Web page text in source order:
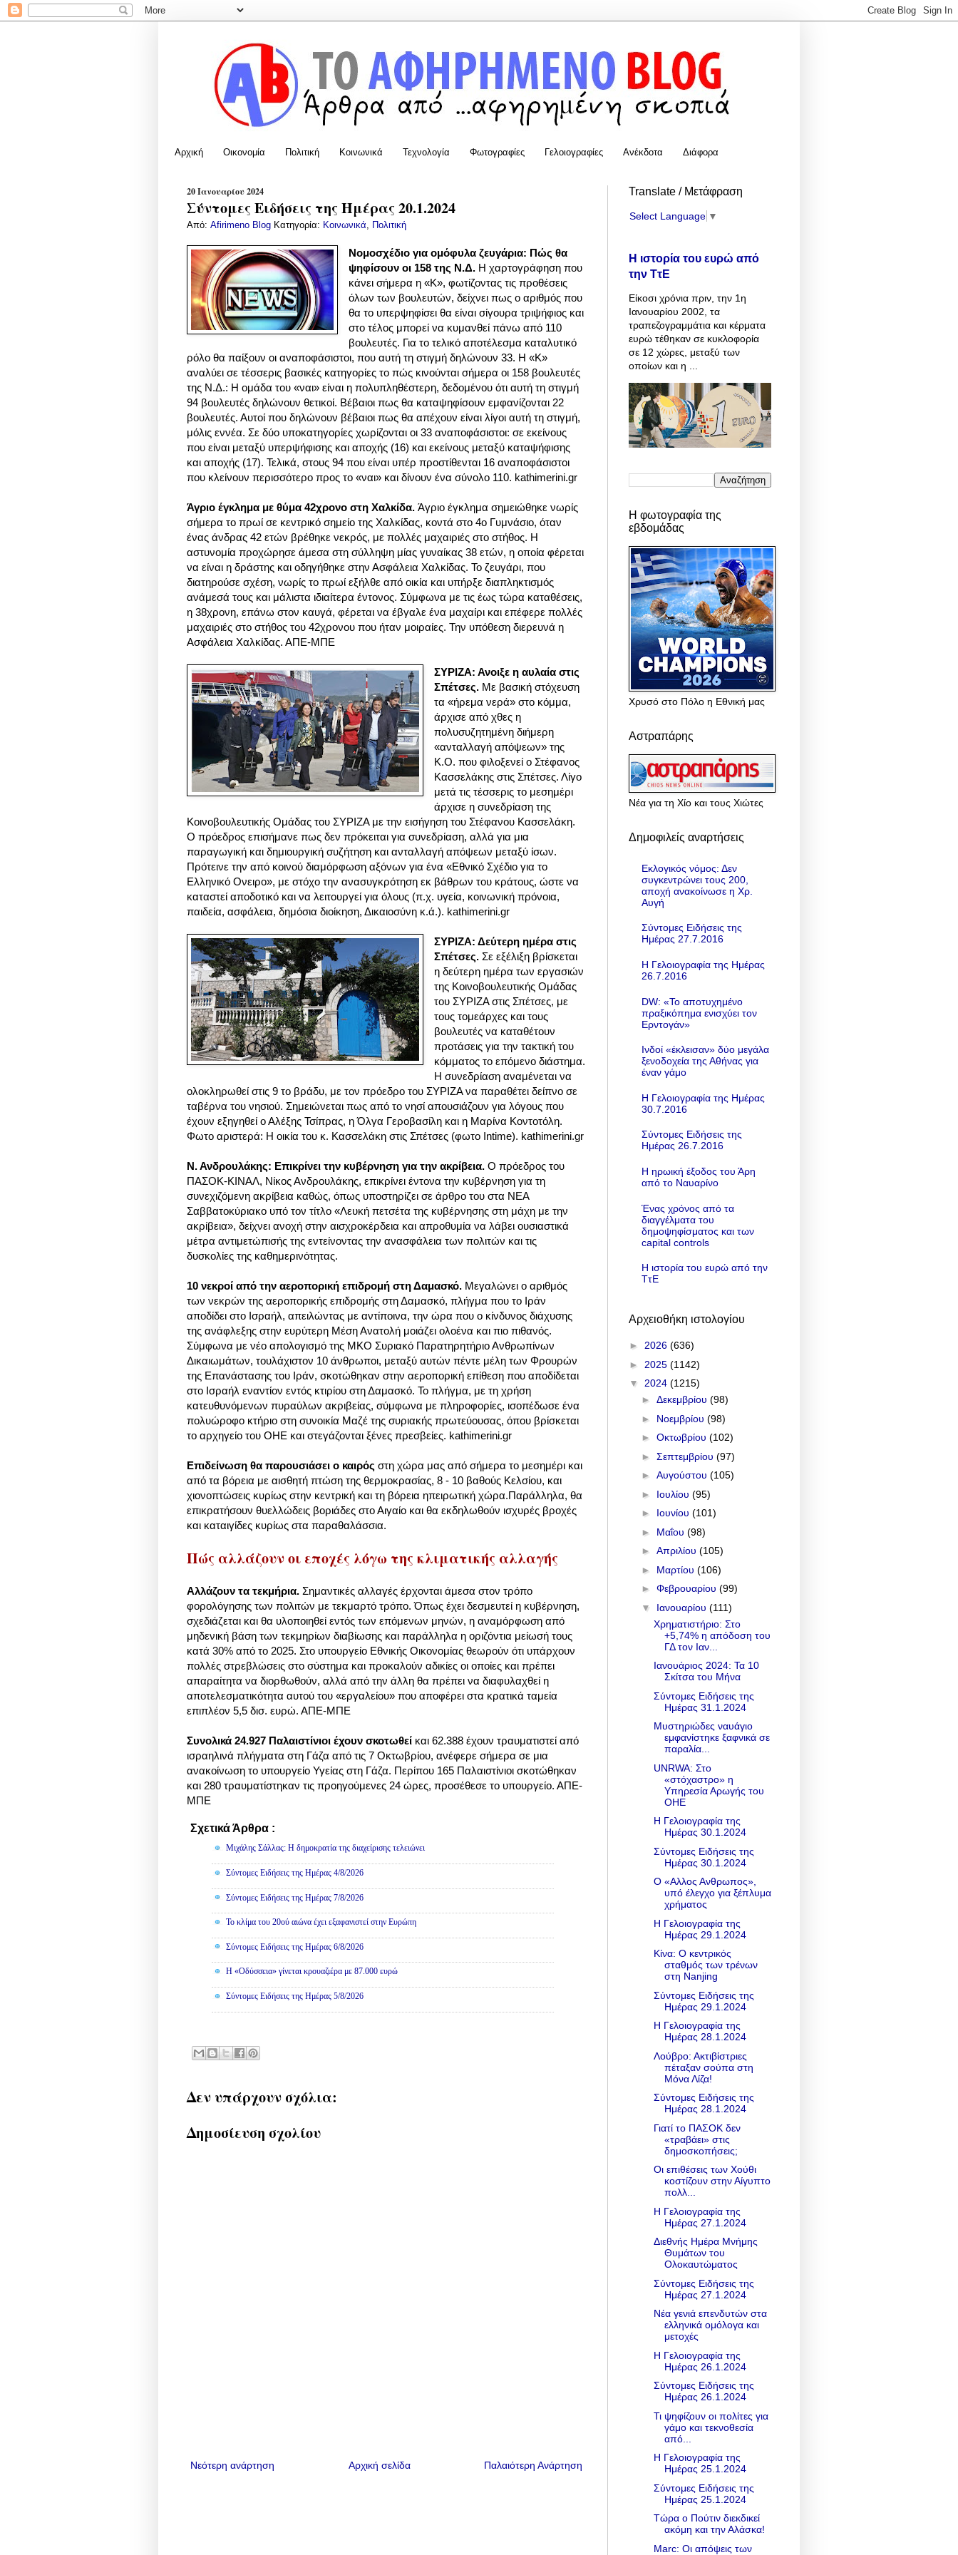
Αρχική Οικονομία Πολιτική Κοινωνικά Τεχνολογία Φωτογραφίες Γελοιογραφίες Ανέκδοτα Διάφορα
20 Ιανουαρίου 2024
Σύντομες Ειδήσεις της Ημέρας 20.1.2024
Από: Afirimeno Blog Κατηγορία: Κοινωνικά Πολιτική
Νομοσχέδιο για ομόφυλα ζευγάρια: Πώς θα
ψηφίσουν οι 158 της Ν.Δ. Η χαρτογράφηση που
κάνει σήμερα η «Κ», φωτίζοντας τις προθέσεις
όλων των βουλευτών, δείχνει πως ο αριθμός που
θα το υπερψηφίσει θα είναι σίγουρα τριψήφιος και
στο τέλος μπορεί να κυμανθεί πάνω από 110
βουλευτές. Για το τελικό αποτέλεσμα καταλυτικό
ρόλο θα παίξουν οι αναποφάσιστοι, που αυτή τη στιγμή δηλώνουν 33. Η «Κ»
αναλύει σε τέσσερις βασικές κατηγορίες το πώς κινούνται σήμερα οι 158 βουλευτές
της Ν.Δ.: Η ομάδα του «ναι» είναι η πολυπληθέστερη, δεδομένου ότι αυτή τη στιγμή
94 βουλευτές δηλώνουν θετικοί. Βέβαιοι πως θα καταψηφίσουν εμφανίζονται 22
βουλευτές. Αυτοί που δηλώνουν βέβαιοι πως θα απέχουν είναι λίγοι αυτή τη στιγμή,
μόλις εννέα. Σε δύο υποκατηγορίες χωρίζονται οι 33 αναποφάσιστοι: σε εκείνους
που είναι μεταξύ υπερψήφισης και αποχής (16) και εκείνους μεταξύ καταψήφισης
και αποχής (17). Τελικά, στους 94 που είναι υπέρ προστίθενται 16 αναποφάσιστοι
που κλείνουν περισσότερο προς το «ναι» και δίνουν ένα σύνολο 110. kathimerini.gr
Άγριο έγκλημα με θύμα 42χρονο στη Χαλκίδα. Άγριο έγκλημα σημειώθηκε νωρίς
σήμερα το πρωί σε κεντρικό σημείο της Χαλκίδας, κοντά στο 4ο Γυμνάσιο, όταν
ένας άνδρας 42 ετών βρέθηκε νεκρός, με πολλές μαχαιριές στο στήθος. Η
αστυνομία προχώρησε άμεσα στη σύλληψη μίας γυναίκας 38 ετών, η οποία φέρεται
να είναι η δράστης και οδηγήθηκε στην Ασφάλεια Χαλκίδας. Το ζευγάρι, που
διατηρούσε σχέση, νωρίς το πρωί εξήλθε από οικία και υπήρξε διαπληκτισμός
ανάμεσά τους και μάλιστα ιδιαίτερα έντονος. Σύμφωνα με τις έως τώρα καταθέσεις,
η 38χρονη, επάνω στον καυγά, φέρεται να έβγαλε ένα μαχαίρι και επέφερε πολλές
μαχαιριές στο στήθος του 42χρονου που ήταν μοιραίες. Την υπόθεση διερευνά η
Ασφάλεια Χαλκίδας. ΑΠΕ-ΜΠΕ
ΣΥΡΙΖΑ: Ανοιξε η αυλαία στις
Σπέτσες. Με βασική στόχευση
τα «ήρεμα νερά» στο κόμμα,
άρχισε από χθες η
πολυσυζητημένη διήμερη
«ανταλλαγή απόψεων» της
Κ.Ο. που φιλοξενεί ο Στέφανος
Κασσελάκης στις Σπέτσες. Λίγο
μετά τις τέσσερις το μεσημέρι
άρχισε η συνεδρίαση της
Κοινοβουλευτικής Ομάδας του ΣΥΡΙΖΑ με την εισήγηση του Στέφανου Κασσελάκη.
Ο πρόεδρος επισήμανε πως δεν πρόκειται για συνεδρίαση, αλλά για μια
παραγωγική και δημιουργική συζήτηση και ανταλλαγή απόψεων μεταξύ ίσων.
Πρότεινε την από κοινού διαμόρφωση αξόνων για ένα «Εθνικό Σχέδιο για το
Ελληνικό Ονειρο», με στόχο την ανασυγκρότηση εκ βάθρων του κράτους, ώστε να
καταστεί αποδοτικό και να λειτουργεί για όλους (π.χ. υγεία, κοινωνική πρόνοια,
παιδεία, ασφάλεια, δημόσια διοίκηση, Δικαιοσύνη κ.ά.). kathimerini.gr
ΣΥΡΙΖΑ: Δεύτερη ημέρα στις
Σπέτσες. Σε εξέλιξη βρίσκεται
η δεύτερη ημέρα των εργασιών
της Κοινοβουλευτικής Ομάδας
του ΣΥΡΙΖΑ στις Σπέτσες, με
τους τομεάρχες και τους
βουλευτές να καταθέτουν
προτάσεις για την τακτική του
κόμματος το επόμενο διάστημα.
Η συνεδρίαση αναμένεται να
ολοκληρωθεί στις 9 το βράδυ, με τον πρόεδρο του ΣΥΡΙΖΑ να παραθέτει δείπνο σε
ταβέρνα του νησιού. Σημειώνεται πως από το νησί απουσιάζουν για λόγους που
έχουν εξηγηθεί ο Αλέξης Τσίπρας, η Όλγα Γεροβασίλη και η Μαρίνα Κοντοτόλη.
Φωτο αριστερά: H οικία του κ. Κασσελάκη στις Σπέτσες (φωτο Intime). kathimerini.gr
Ν. Ανδρουλάκης: Επικρίνει την κυβέρνηση για την ακρίβεια. Ο πρόεδρος του
ΠΑΣΟΚ-ΚΙΝΑΛ, Νίκος Ανδρουλάκης, επικρίνει έντονα την κυβέρνηση για τη
συνεχιζόμενη ακρίβεια καθώς, όπως υποστηρίζει σε άρθρο του στα ΝΕΑ
Σαββατοκύριακο υπό τον τίτλο «Λευκή πετσέτα της κυβέρνησης στη μάχη με την
ακρίβεια», δείχνει ανοχή στην αισχροκέρδεια και απροθυμία να λάβει ουσιαστικά
μέτρα αντιμετώπισής της εντείνοντας την ανασφάλεια των πολιτών και τις
δυσκολίες της καθημερινότητας.
10 νεκροί από την αεροπορική επιδρομή στη Δαμασκό. Μεγαλώνει ο αριθμός
των νεκρών της αεροπορικής επιδρομής στη Δαμασκό, πλήγμα που το Ιράν
αποδίδει στο Ισραήλ, απειλώντας με αντίποινα, την ώρα που ο κίνδυνος διάχυσης
της ανάφλεξης στην ευρύτερη Μέση Ανατολή μοιάζει ολοένα και πιο πιθανός.
Σύμφωνα με νέο απολογισμό της ΜΚΟ Συριακό Παρατηρητήριο Ανθρωπίνων
Δικαιωμάτων, τουλάχιστον 10 άνθρωποι, μεταξύ αυτών πέντε μέλη των Φρουρών
της Επανάστασης του Ιράν, σκοτώθηκαν στην αεροπορική επίθεση που αποδίδεται
στο Ισραήλ εναντίον εντός κτιρίου στη Δαμασκό. Το πλήγμα, με τη χρήση
κατευθυνόμενων πυραύλων ακριβείας, σύμφωνα με πληροφορίες, ισοπέδωσε ένα
πολυώροφο κτήριο στη συνοικία Μαζέ της συριακής πρωτεύουσας, όπου βρίσκεται
το αρχηγείο του ΟΗΕ και στεγάζονται ξένες πρεσβείες. kathimerini.gr
Επιδείνωση θα παρουσιάσει ο καιρός στη χώρα μας από σήμερα το μεσημέρι και
από τα βόρεια με αισθητή πτώση της θερμοκρασίας, 8 - 10 βαθούς Κελσίου, και
χιονοπτώσεις κυρίως στην κεντρική και τη βόρεια ηπειρωτική χώρα.Παράλληλα, θα
επικρατήσουν θυελλώδεις βοριάδες στο Αιγαίο και θα εκδηλωθούν ισχυρές βροχές
και καταιγίδες κυρίως στα παραθαλάσσια.
Πώς αλλάζουν οι εποχές λόγω της κλιματικής αλλαγής
Αλλάζουν τα τεκμήρια. Σημαντικές αλλαγές έρχονται άμεσα στον τρόπο
φορολόγησης των πολιτών με τεκμαρτό τρόπο. Όπως έχει δεσμευτεί η κυβέρνηση,
σχεδιάζεται και θα υλοποιηθεί εντός των επόμενων μηνών, η αναμόρφωση από
μηδενική βάση των τεκμηρίων διαβίωσης και παράλληλα η οριζόντια μείωσή τους
κατά 30% από το 2025. Στο υπουργείο Εθνικής Οικονομίας θεωρούν ότι υπάρχουν
πολλές στρεβλώσεις στο σύστημα και προκαλούν αδικίες οι οποίες και πρέπει
απαραίτητα να διορθωθούν, αλλά από την άλλη θα πρέπει να διαφυλαχθεί η
αποτελεσματικότητα αυτού του «εργαλείου» που αποφέρει στα κρατικά ταμεία
επιπλέον 5,5 δισ. ευρώ. ΑΠΕ-ΜΠΕ
Συνολικά 24.927 Παλαιστίνιοι έχουν σκοτωθεί και 62.388 έχουν τραυματιστεί από
ισραηλινά πλήγματα στη Γάζα από τις 7 Οκτωβρίου, ανέφερε σήμερα σε μια
ανακοίνωση το υπουργείο Υγείας στη Γάζα. Περίπου 165 Παλαιστίνιοι σκοτώθηκαν
και 280 τραυματίστηκαν τις προηγούμενες 24 ώρες, προσέθεσε το υπουργείο. ΑΠΕ-
ΜΠΕ
Σχετικά Άρθρα :
Μιχάλης Σάλλας: Η δημοκρατία της διαχείρισης τελειώνει
Σύντομες Ειδήσεις της Ημέρας 4/8/2026
Σύντομες Ειδήσεις της Ημέρας 7/8/2026
Το κλίμα του 20ού αιώνα έχει εξαφανιστεί στην Ευρώπη
Σύντομες Ειδήσεις της Ημέρας 6/8/2026
Η «Οδύσσεια» γίνεται κρουαζιέρα με 87.000 ευρώ
Σύντομες Ειδήσεις της Ημέρας 5/8/2026
Δεν υπάρχουν σχόλια:
Δημοσίευση σχολίου
Νεότερη ανάρτηση Παλαιότερη Ανάρτηση
Αρχική σελίδα
Translate / Μετάφραση
Select Language ▼
Η ιστορία του ευρώ από
την ΤτΕ
Είκοσι χρόνια πριν, την 1η
Ιανουαρίου 2002, τα
τραπεζογραμμάτια και κέρματα
ευρώ τέθηκαν σε κυκλοφορία
σε 12 χώρες, μεταξύ των
οποίων και η ...
Η φωτογραφία της
εβδομάδας
Χρυσό στο Πόλο η Εθνική μας
Αστραπάρης
Νέα για τη Χίο και τους Χιώτες
Δημοφιλείς αναρτήσεις
Εκλογικός νόμος: Δεν
συγκεντρώνει τους 200,
αποχή ανακοίνωσε η Χρ.
Αυγή
Σύντομες Ειδήσεις της
Ημέρας 27.7.2016
Η Γελοιογραφία της Ημέρας
26.7.2016
DW: «To αποτυχημένο
πραξικόπημα ενισχύει τον
Ερντογάν»
Ινδοί «έκλεισαν» δύο μεγάλα
ξενοδοχεία της Αθήνας για
έναν γάμο
Η Γελοιογραφία της Ημέρας
30.7.2016
Σύντομες Ειδήσεις της
Ημέρας 26.7.2016
Η ηρωική έξοδος του Άρη
από το Ναυαρίνο
Ένας χρόνος από τα
διαγγέλματα του
δημοψηφίσματος και των
capital controls
Η ιστορία του ευρώ από την
ΤτΕ
Αρχειοθήκη ιστολογίου
► 2026 (636)
► 2025 (1142)
▼ 2024 (1215)
► Δεκεμβρίου (98)
► Νοεμβρίου (98)
► Οκτωβρίου (102)
► Σεπτεμβρίου (97)
► Αυγούστου (105)
► Ιουλίου (95)
► Ιουνίου (101)
► Μαΐου (98)
► Απριλίου (105)
► Μαρτίου (106)
► Φεβρουαρίου (99)
▼ Ιανουαρίου (111)
Χρηματιστήριο: Στο
+5,74% η απόδοση του
ΓΔ τον Ιαν...
Ιανουάριος 2024: Τα 10
Σκίτσα του Μήνα
Σύντομες Ειδήσεις της
Ημέρας 31.1.2024
Μυστηριώδες ναυάγιο
εμφανίστηκε ξαφνικά σε
παραλία...
UNRWA: Στο
«στόχαστρο» η
Υπηρεσία Αρωγής του
ΟΗΕ
Η Γελοιογραφία της
Ημέρας 30.1.2024
Σύντομες Ειδήσεις της
Ημέρας 30.1.2024
Ο «Αλλος Ανθρωπος»,
υπό έλεγχο για ξέπλυμα
χρήματος
Η Γελοιογραφία της
Ημέρας 29.1.2024
Κίνα: Ο κεντρικός
σταθμός των τρένων
στη Nanjing
Σύντομες Ειδήσεις της
Ημέρας 29.1.2024
Η Γελοιογραφία της
Ημέρας 28.1.2024
Λούβρο: Ακτιβίστριες
πέταξαν σούπα στη
Μόνα Λίζα!
Σύντομες Ειδήσεις της
Ημέρας 28.1.2024
Γιατί το ΠΑΣΟΚ δεν
«τραβάει» στις
δημοσκοπήσεις;
Οι επιθέσεις των Χούθι
κοστίζουν στην Αίγυπτο
πολλ...
Η Γελοιογραφία της
Ημέρας 27.1.2024
Διεθνής Ημέρα Μνήμης
Θυμάτων του
Ολοκαυτώματος
Σύντομες Ειδήσεις της
Ημέρας 27.1.2024
Νέα γενιά επενδυτών στα
ελληνικά ομόλογα και
μετοχές
Η Γελοιογραφία της
Ημέρας 26.1.2024
Σύντομες Ειδήσεις της
Ημέρας 26.1.2024
Τι ψηφίζουν οι πολίτες για
γάμο και τεκνοθεσία
από...
Η Γελοιογραφία της
Ημέρας 25.1.2024
Σύντομες Ειδήσεις της
Ημέρας 25.1.2024
Τώρα ο Πούτιν διεκδικεί
ακόμη και την Αλάσκα!
Marc: Οι απόψεις των